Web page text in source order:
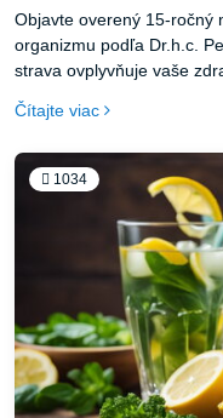
Objavte overený 15-ročný
organizmu podľa Dr.h.c.
strava ovplyvňuje vaše
pre správne fungovanie
Čítajte viac
1034